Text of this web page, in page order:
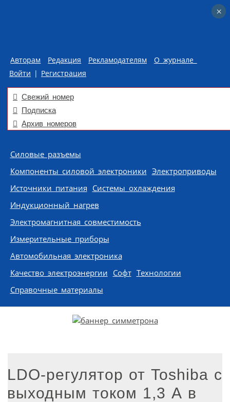
Авторам Редакция Рекламодателям
О журнале
Войти | Регистрация
Свежий номер
Подписка
Архив номеров
Skip to content
Силовые разъемы
Компоненты силовой электроники Электроприводы
Источники питания Системы охлаждения
Индукционный нагрев
Электромагнитная совместимость
Измерительные приборы
Автомобильная электроника
Качество электроэнергии Софт Технологии
Справочные материалы
LDO-регулятор от Toshiba с
выходным током 1,3 А в
×
×